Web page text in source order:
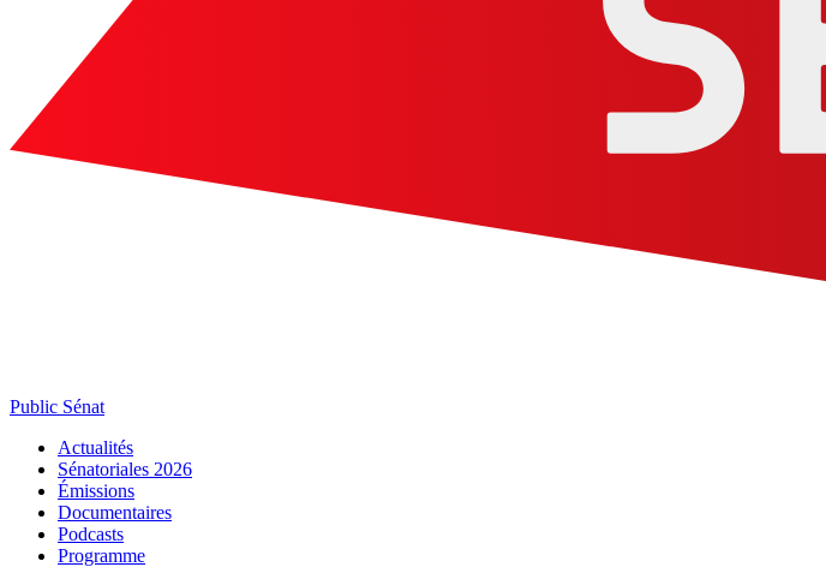
Public Sénat
Actualités
Sénatoriales 2026
Émissions
Documentaires
Podcasts
Programme